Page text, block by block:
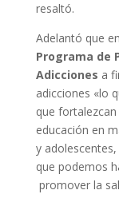
resaltó.
Adelantó que
Programa de
Adicciones a
adicciones «lo
que
educación en
y
que podemos
promover la